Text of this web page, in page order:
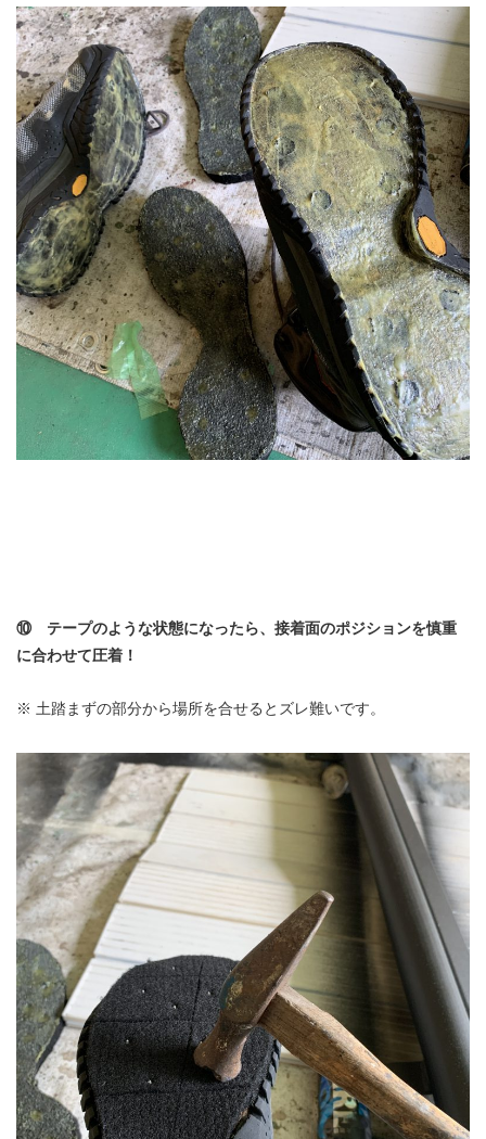
⑩ テープのような状態になったら、接着面のポジションを慎重
に合わせて圧着！
※ 土踏まずの部分から場所を合せるとズレ難いです。